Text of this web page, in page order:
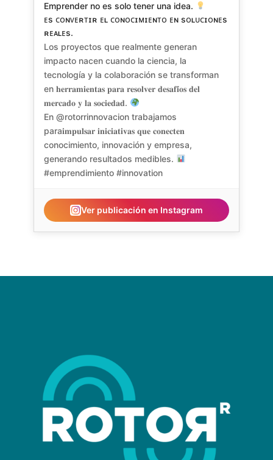
Emprender no es solo tener una idea.
ᴇs ᴄᴏɴᴠᴇʀᴛɪʀ ᴇʟ ᴄᴏɴᴏᴄɪᴍɪᴇɴᴛᴏ ᴇɴ sᴏʟᴜᴄɪᴏɴᴇs
ʀᴇᴀʟᴇs.
Los proyectos que realmente generan
impacto nacen cuando la ciencia, la
tecnología y la colaboración se transforman
en 𝐡𝐞𝐫𝐫𝐚𝐦𝐢𝐞𝐧𝐭𝐚𝐬 𝐩𝐚𝐫𝐚 𝐫𝐞𝐬𝐨𝐥𝐯𝐞𝐫 𝐝𝐞𝐬𝐚𝐟𝐢́𝐨𝐬 𝐝𝐞𝐥
𝐦𝐞𝐫𝐜𝐚𝐝𝐨 𝐲 𝐥𝐚 𝐬𝐨𝐜𝐢𝐞𝐝𝐚𝐝.
En @rotorrinnovacion trabajamos
para𝐢𝐦𝐩𝐮𝐥𝐬𝐚𝐫 𝐢𝐧𝐢𝐜𝐢𝐚𝐭𝐢𝐯𝐚𝐬 𝐪𝐮𝐞 𝐜𝐨𝐧𝐞𝐜𝐭𝐞𝐧
conocimiento, innovación y empresa,
generando resultados medibles.
#emprendimiento #innovation
Ver publicación en Instagram